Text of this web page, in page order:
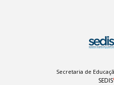
Secretaria de
SEDIS